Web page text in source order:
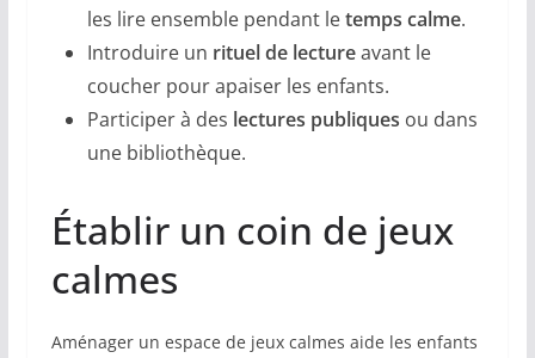
les lire ensemble pendant letemps calme.
Introduire un rituel de lectureavant le
coucher pour apaiser les enfants.
Participer à des lectures publiques ou dans
une bibliothèque.
Établir un coin de jeux
calmes
Aménager un espace de jeux calmes aide les enfants